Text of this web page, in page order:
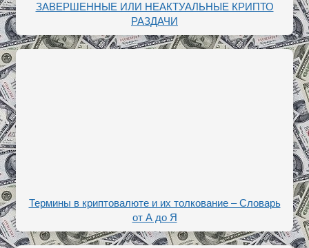
ЗАВЕРШЕННЫЕ ИЛИ НЕАКТУАЛЬНЫЕ КРИПТО
РАЗДАЧИ
Термины в криптовалюте и их толкование – Словарь
от А до Я